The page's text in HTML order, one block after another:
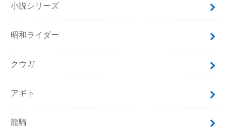
小説シリーズ
昭和ライダー
クウガ
アギト
龍騎